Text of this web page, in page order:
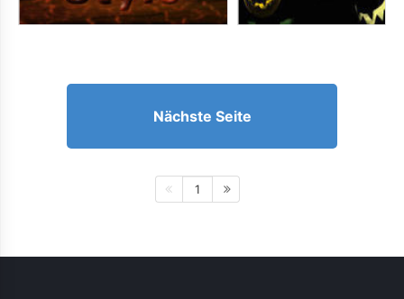
Nächste Seite
1